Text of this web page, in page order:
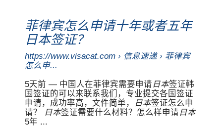
菲律宾怎么申请十年或者五年
日本签证？
https://www.visacat.com › 信息速递 › 菲律宾
怎么申...
5天前 — 中国人在菲律宾需要申请 日本签证韩
国签证的可以来联系我们，专业提交各国签证
申请，成功率高，文件简单，
日本签证怎么申
请？
日本签证需要什么材料？怎么样申请 日本
5年 ...